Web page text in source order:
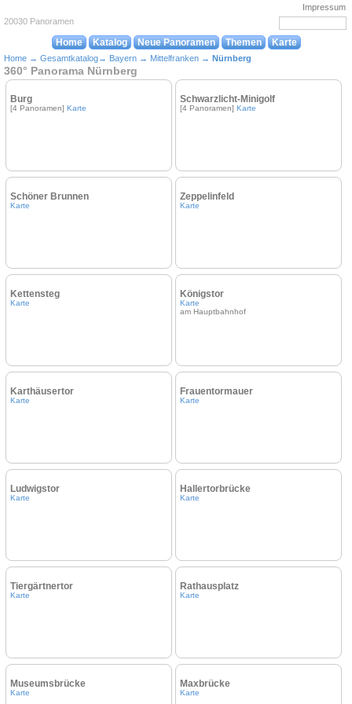
Impressum
20030 Panoramen
Home Katalog Neue Panoramen Themen Karte
Home → Gesamtkatalog→ Bayern → Mittelfranken → Nürnberg
360° Panorama Nürnberg
Burg
[4 Panoramen] Karte
Schwarzlicht-Minigolf
[4 Panoramen] Karte
Schöner Brunnen
Karte
Zeppelinfeld
Karte
Kettensteg
Karte
Königstor
Karte
am Hauptbahnhof
Karthäusertor
Karte
Frauentormauer
Karte
Ludwigstor
Karte
Hallertorbrücke
Karte
Tiergärtnertor
Karte
Rathausplatz
Karte
Museumsbrücke
Karte
Maxbrücke
Karte